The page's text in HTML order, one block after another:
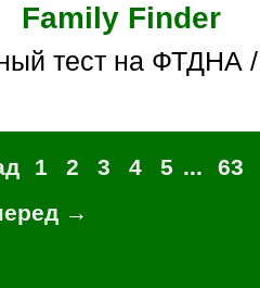
Family Finder
тест на ФТДНА
1 2 3 4 5 ...
63
→